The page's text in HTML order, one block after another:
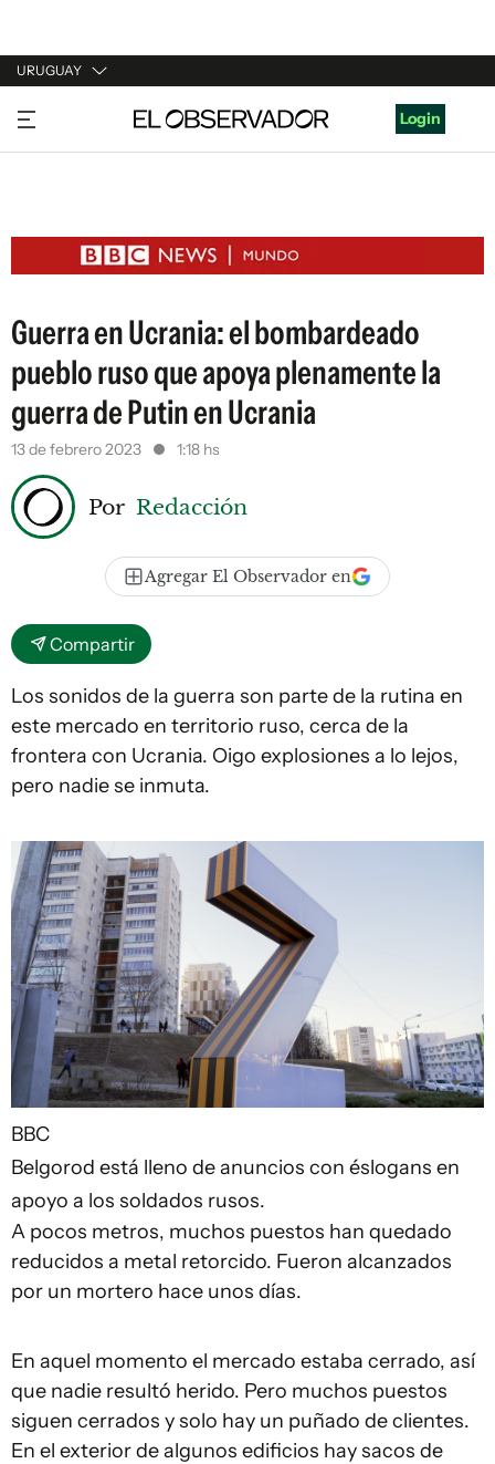
URUGUAY
URUGUAY
ARGENTINA
ESTADOS UNIDOS
Login
Guerra en Ucrania: el bombardeado
pueblo ruso que apoya plenamente la
guerra de Putin en Ucrania
13 de febrero 2023 1:18 hs
Por Redacción
Agregar El Observador en
Compartir
Los sonidos de la guerra son parte de la rutina en
este mercado en territorio ruso, cerca de la
frontera con Ucrania. Oigo explosiones a lo lejos,
pero nadie se inmuta.
BBC
Belgorod está lleno de anuncios con éslogans en
apoyo a los soldados rusos.
A pocos metros, muchos puestos han quedado
reducidos a metal retorcido. Fueron alcanzados
por un mortero hace unos días.
En aquel momento el mercado estaba cerrado, así
que nadie resultó herido. Pero muchos puestos
siguen cerrados y solo hay un puñado de clientes.
En el exterior de algunos edificios hay sacos de